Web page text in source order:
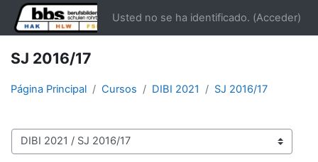
Salta al contenido principal
Usted no se ha identificado. (Acceder)
SJ 2016/17
Página Principal Cursos DIBI 2021 SJ 2016/17
Categorías